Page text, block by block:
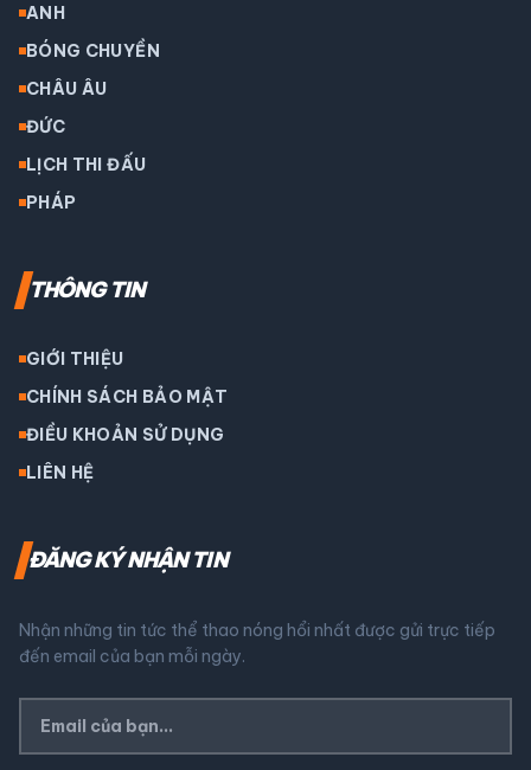
ANH
BÓNG CHUYỀN
CHÂU ÂU
ĐỨC
LỊCH THI ĐẤU
PHÁP
THÔNG TIN
GIỚI THIỆU
CHÍNH SÁCH BẢO MẬT
ĐIỀU KHOẢN SỬ DỤNG
LIÊN HỆ
ĐĂNG KÝ NHẬN TIN
Nhận những tin tức thể thao nóng hổi nhất được gửi trực tiếp
đến email của bạn mỗi ngày.